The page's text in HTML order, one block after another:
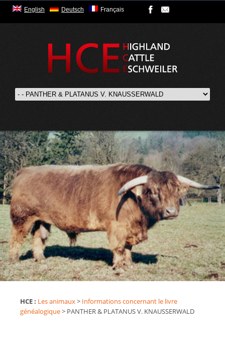
English Deutsch Français
HCE : Les animaux> Informations concernant le livre
généalogique> PANTHER & PLATANUS V. KNAUSSERWALD